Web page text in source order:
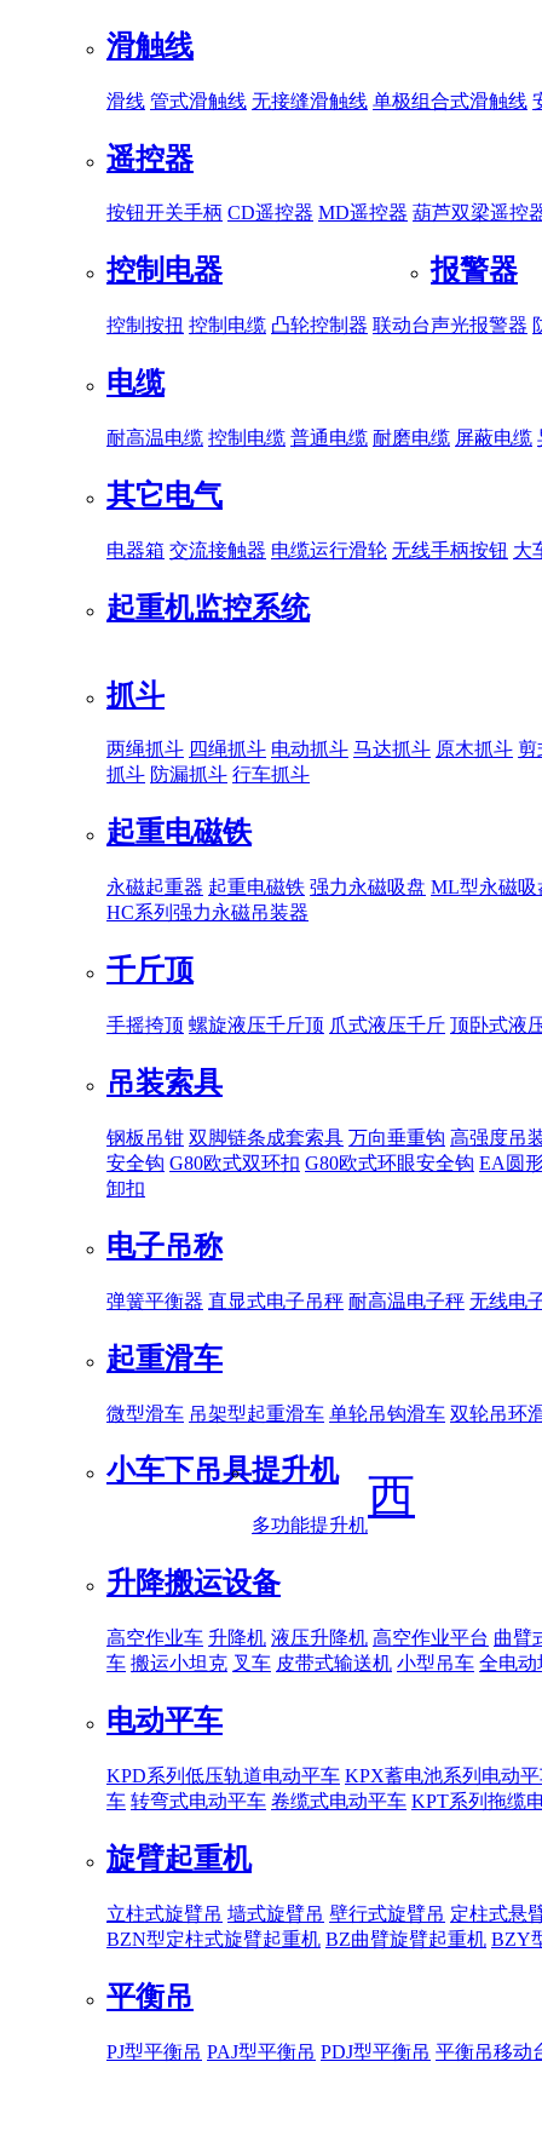
滑触线
滑线 管式滑触线 无接缝滑触线 单极组合式滑触线
遥控器
按钮开关手柄 CD遥控器 MD遥控器 葫芦双梁遥控
控制电器
控制按扭 控制电缆 凸轮控制器 联动台
报警器
声光报警器
电缆
耐高温电缆 控制电缆 普通电缆 耐磨电缆 屏蔽电缆
其它电气
电器箱 交流接触器 电缆运行滑轮 无线手柄按钮 大
起重机监控系统
抓斗
两绳抓斗 四绳抓斗 电动抓斗 马达抓斗 原木抓斗 剪
抓斗 防漏抓斗 行车抓斗
起重电磁铁
永磁起重器 起重电磁铁 强力永磁吸盘 ML型永磁吸
HC系列强力永磁吊装器
千斤顶
手摇挎顶 螺旋液压千斤顶 爪式液压千斤 顶卧式液
吊装索具
钢板吊钳 双脚链条成套索具 万向垂重钩 高强度吊
安全钩 G80欧式双环扣 G80欧式环眼安全钩 EA圆
卸扣
电子吊称
弹簧平衡器 直显式电子吊秤 耐高温电子秤 无线电
起重滑车
微型滑车 吊架型起重滑车 单轮吊钩滑车 双轮吊环
小车下吊具提升机
多功能提升机
升降搬运设备
高空作业车 升降机 液压升降机 高空作业平台 曲臂
车 搬运小坦克 叉车 皮带式输送机 小型吊车 全电动
电动平车
KPD系列低压轨道电动平车 KPX蓄电池系列电动
车 转弯式电动平车 卷缆式电动平车 KPT系列拖缆
旋臂起重机
立柱式旋臂吊 墙式旋臂吊 壁行式旋臂吊 定柱式悬
BZN型定柱式旋臂起重机 BZ曲臂旋臂起重机 BZY
平衡吊
PJ型平衡吊 PAJ型平衡吊 PDJ型平衡吊 平衡吊移动
西